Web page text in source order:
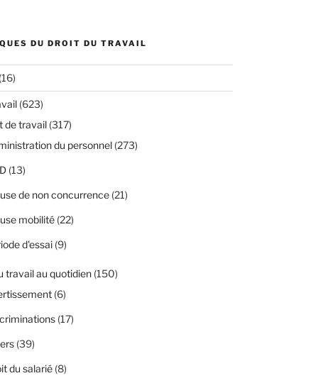
DU DROIT DU TRAVAIL
(623)
de travail(317)
du personnel(273)
(13)
de non concurrence(21)
mobilité(22)
d'essai(9)
travail au quotidien(150)
(6)
(17)
(39)
du salarié(8)